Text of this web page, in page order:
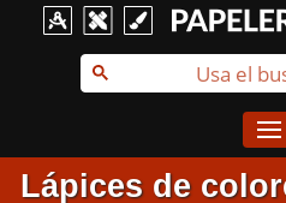
Lápices de